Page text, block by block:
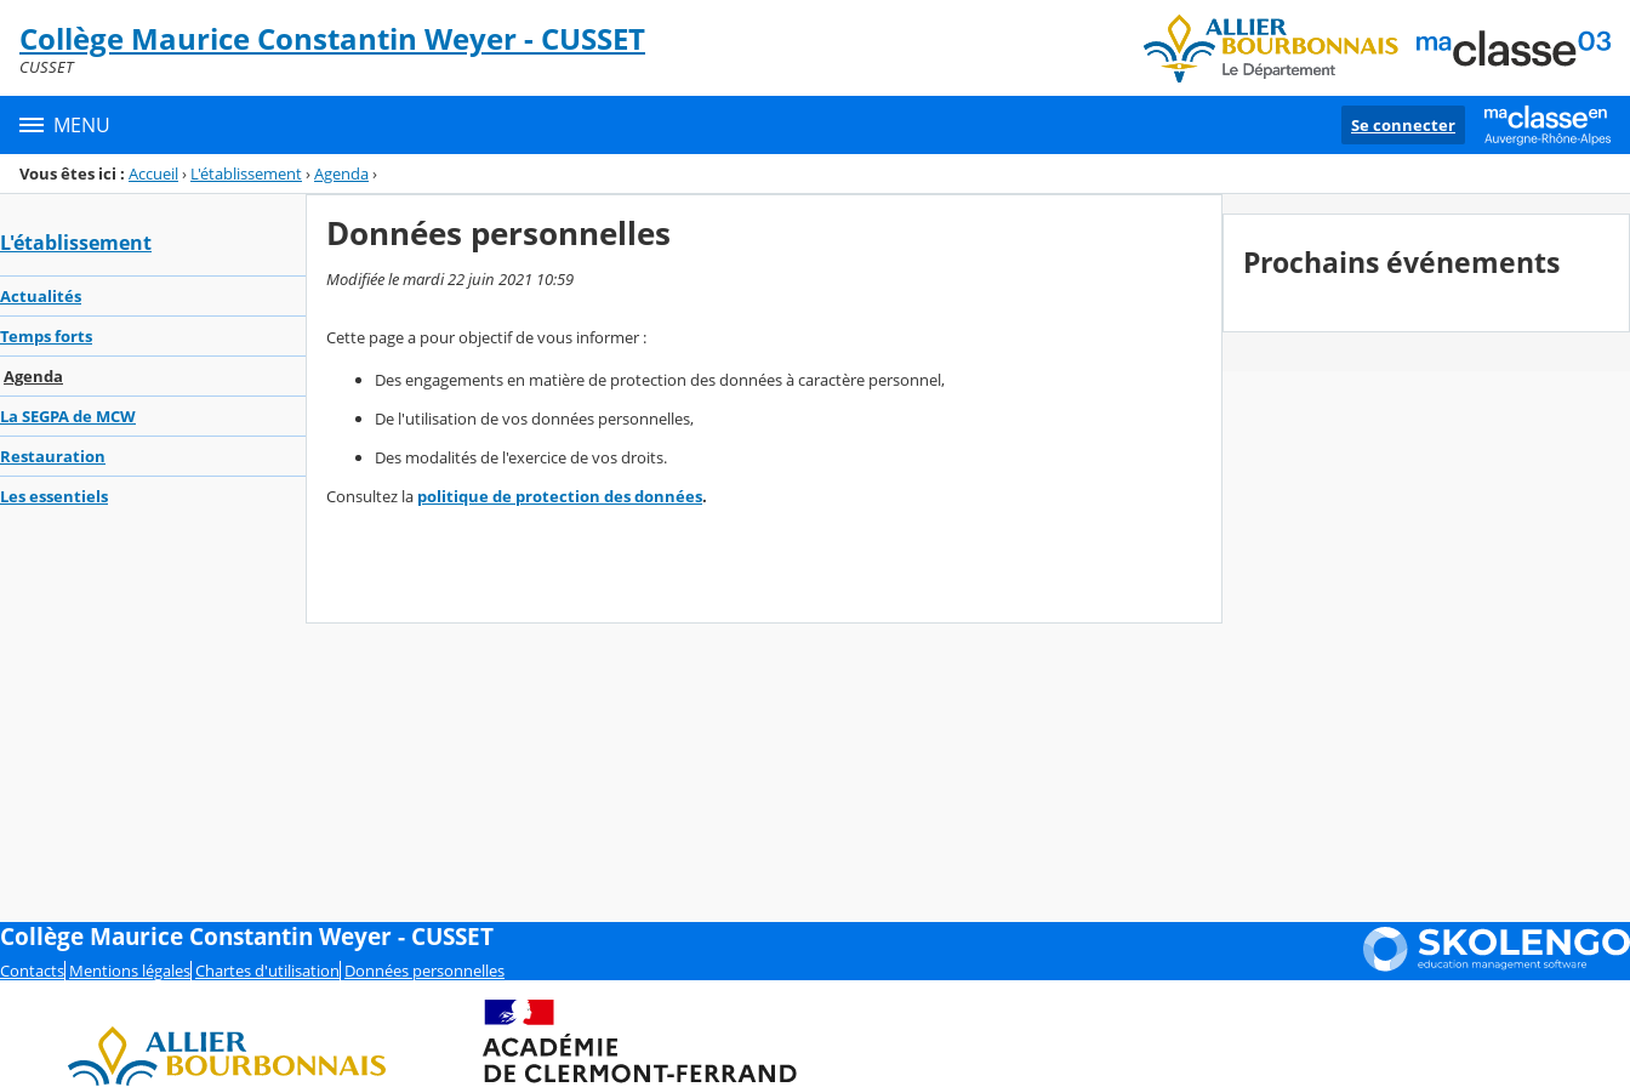
Menu de la rubrique
Contenu
Collège Maurice Constantin Weyer - CUSSET
CUSSET
MENU Se connecter
Vous êtes ici : Accueil› L'établissement›Agenda›
L'établissement
Actualités
Temps forts
Agenda
La SEGPA de MCW
Restauration
Les essentiels
Données personnelles
Modifiée le mardi 22 juin 2021 10:59
Cette page a pour objectif de vous informer :
Des engagements en matière de protection des données à caractère personnel,
De l'utilisation de vos données personnelles,
Des modalités de l'exercice de vos droits.
Consultez la politique de protection des données.
Prochains événements
Collège Maurice Constantin Weyer - CUSSET
Contacts Mentions légales Chartes d'utilisation Données personnelles